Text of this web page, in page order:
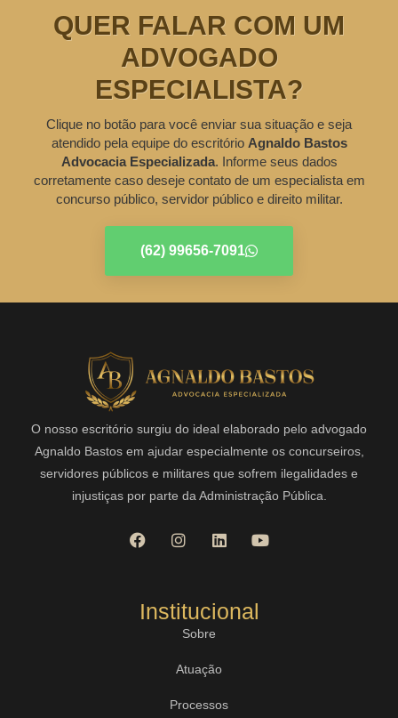
QUER FALAR COM UM
ADVOGADO
ESPECIALISTA?
Clique no botão para você enviar sua situação e seja
atendido pela equipe do escritório Agnaldo Bastos
Advocacia Especializada. Informe seus dados
corretamente caso deseje contato de um especialista em
concurso público, servidor público e direito militar.
(62) 99656-7091
O nosso escritório surgiu do ideal elaborado pelo advogado
Agnaldo Bastos em ajudar especialmente os concurseiros,
servidores públicos e militares que sofrem ilegalidades e
injustiças por parte da Administração Pública.
Institucional
Sobre
Atuação
Processos